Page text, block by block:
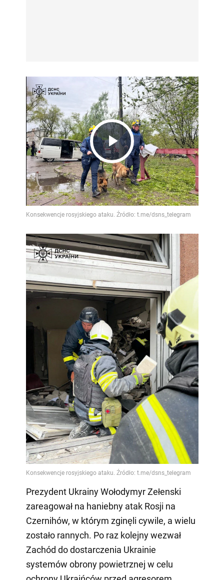
Play
Video
Prezydent Ukrainy Wołodymyr Zełenski
zareagował na haniebny atak Rosji na
Czernihów, w którym zginęli cywile, a wielu
zostało rannych. Po raz kolejny wezwał
Zachód do dostarczenia Ukrainie
systemów obrony powietrznej w celu